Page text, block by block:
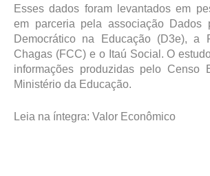
Esses dados foram levantados em
em parceria pela associação Dados
Democrático na Educação (D3e), a
Chagas (FCC) e o Itaú Social. O
informações produzidas pelo Censo
Ministério da Educação.
Leia na íntegra: Valor Econômico